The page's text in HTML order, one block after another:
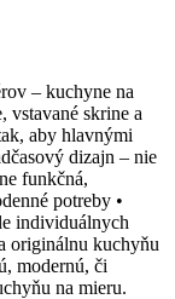
– kuchyne na
vstavané skrine a
aby hlavnými
dizajn – nie
funkčná,
potreby •
individuálnych
originálnu kuchyňu
modernú, či
na mieru.